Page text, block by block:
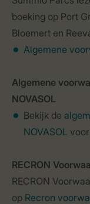
boeking op Port
Bloemert en
Algemene
Algemene
NOVASOL
Bekijk de
NOVASOL
RECRON
RECRON
op Recron